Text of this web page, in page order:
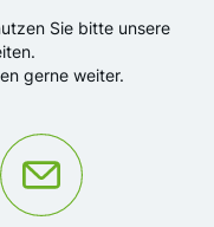
Sie bitte unsere
gerne weiter.